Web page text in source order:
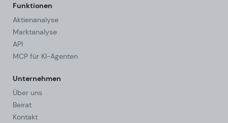
Funktionen
Aktienanalyse
Marktanalyse
API
MCP für KI-Agenten
Unternehmen
Über uns
Beirat
Kontakt